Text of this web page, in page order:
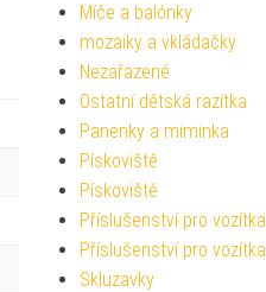
Míče a balónky
mozaiky a vkládačky
Nezařazené
Ostatní dětská razítka
Panenky a miminka
Pískoviště
Pískoviště
Příslušenství pro vozítka
Příslušenství pro vozítka
Skluzavky